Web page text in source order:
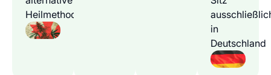
Heilmethode
in
Deutschland